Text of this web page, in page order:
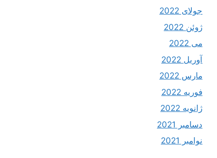
جولای 2022
ژوئن 2022
می 2022
آوریل 2022
مارس 2022
فوریه 2022
ژانویه 2022
دسامبر 2021
نوامبر 2021